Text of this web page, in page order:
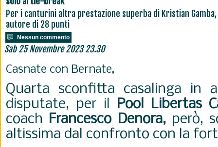
Per i canturini altra prestazione superba di Kristian Gamba,
autore di 28 punti
Nessun commento
Sab 25 Novembre 2023 23.30
Casnate con Bernate,
Quarta sconfitta casalinga in
disputate, per il Pool Libertas
coach Francesco Denora,però,
altissima dal confronto con la